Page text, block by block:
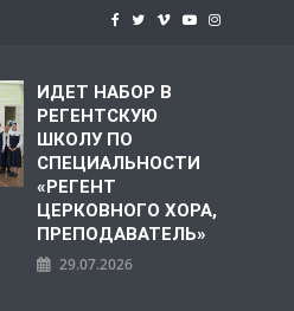
ИДЕТ НАБОР В
РЕГЕНТСКУЮ
ШКОЛУ ПО
СПЕЦИАЛЬНОСТИ
«РЕГЕНТ
ЦЕРКОВНОГО ХОРА,
ПРЕПОДАВАТЕЛЬ»
29.07.2026